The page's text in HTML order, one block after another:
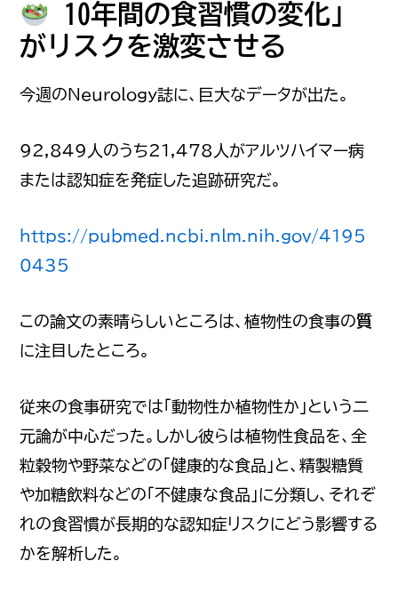
10年間の食習慣の変化」
がリスクを激変させる
今週のNeurology誌に、巨大なデータが出た。
92,849人のうち21,478人がアルツハイマー病
または認知症を発症した追跡研究だ。
https://pubmed.ncbi.nlm.nih.gov/4195
0435
この論文の素晴らしいところは、植物性の食事の質
に注目したところ。
従来の食事研究では「動物性か植物性か」という二
元論が中心だった。しかし彼らは植物性食品を、全
粒穀物や野菜などの「健康的な食品」と、精製糖質
や加糖飲料などの「不健康な食品」に分類し、それぞ
れの食習慣が長期的な認知症リスクにどう影響する
かを解析した。